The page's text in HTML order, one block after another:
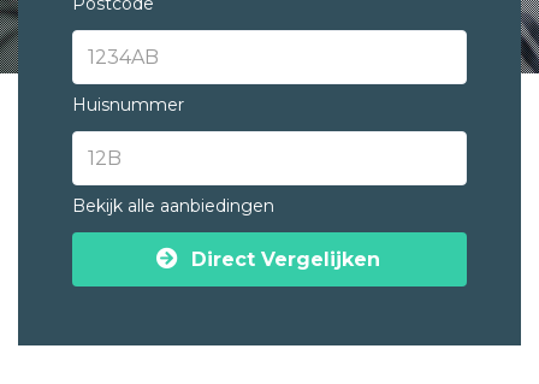
Huisnummer
Bekijk alle aanbiedingen
Direct Vergelijken